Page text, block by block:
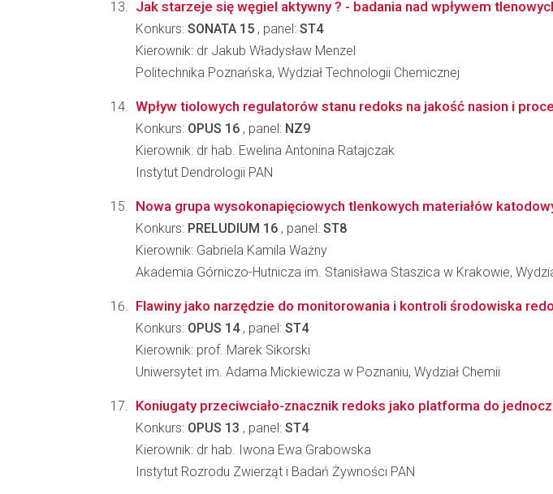
Jak starzeje się węgiel aktywny ? - badania nad wpływem
Konkurs: SONATA 15 , panel: ST4
Kierownik: dr Jakub Władysław Menzel
Politechnika Poznańska, Wydział Technologii Chemicznej
Wpływ tiolowych regulatorów stanu redoks na jakość nasion i
Konkurs: OPUS 16 , panel: NZ9
Kierownik: dr hab. Ewelina Antonina Ratajczak
Instytut Dendrologii PAN
Nowa grupa wysokonapięciowych tlenkowych materiałów
Konkurs: PRELUDIUM 16 , panel: ST8
Kierownik: Gabriela Kamila Ważny
Akademia Górniczo-Hutnicza im. Stanisława Staszica w Krakowie,
Flawiny jako narzędzie do monitorowania i kontroli środowiska
Konkurs: OPUS 14, panel: ST4
Kierownik: prof. Marek Sikorski
Uniwersytet im. Adama Mickiewicza w Poznaniu, Wydział Chemii
Koniugaty przeciwciało-znacznik redoks jako platforma do
Konkurs: OPUS 13 , panel: ST4
Kierownik: dr hab. Iwona Ewa Grabowska
Instytut Rozrodu Zwierząt i Badań Żywności PAN